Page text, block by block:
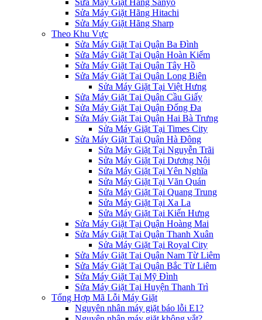
Sửa Máy Giặt Hãng Sanyo
Sửa Máy Giặt Hãng Hitachi
Sửa Máy Giặt Hãng Sharp
Theo Khu Vực
Sửa Máy Giặt Tại Quận Ba Đình
Sửa Máy Giặt Tại Quận Hoàn Kiếm
Sửa Máy Giặt Tại Quận Tây Hồ
Sửa Máy Giặt Tại Quận Long Biên
Sửa Máy Giặt Tại Việt Hưng
Sửa Máy Giặt Tại Quận Cầu Giấy
Sửa Máy Giặt Tại Quận Đống Đa
Sửa Máy Giặt Tại Quận Hai Bà Trưng
Sửa Máy Giặt Tại Times City
Sửa Máy Giặt Tại Quận Hà Đông
Sửa Máy Giặt Tại Nguyễn Trãi
Sửa Máy Giặt Tại Dương Nội
Sửa Máy Giặt Tại Yên Nghĩa
Sửa Máy Giặt Tại Văn Quán
Sửa Máy Giặt Tại Quang Trung
Sửa Máy Giặt Tại Xa La
Sửa Máy Giặt Tại Kiến Hưng
Sửa Máy Giặt Tại Quận Hoàng Mai
Sửa Máy Giặt Tại Quận Thanh Xuân
Sửa Máy Giặt Tại Royal City
Sửa Máy Giặt Tại Quận Nam Từ Liêm
Sửa Máy Giặt Tại Quận Bắc Từ Liêm
Sửa Máy Giặt Tại Mỹ Đình
Sửa Máy Giặt Tại Huyện Thanh Trì
Tổng Hợp Mã Lỗi Máy Giặt
Nguyên nhân máy giặt báo lỗi E1?